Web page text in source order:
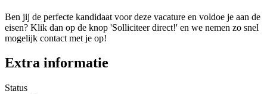
Ben jij de perfecte kandidaat voor deze vacature en voldoe je aan de
eisen? Klik dan op de knop 'Solliciteer direct!' en we nemen zo snel
mogelijk contact met je op!
Extra informatie
Status